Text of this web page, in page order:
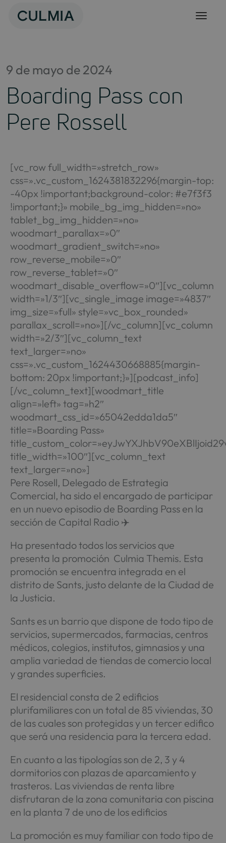
9 de mayo de 2024
Boarding Pass con
Pere Rossell
[vc_row full_width=»stretch_row»
css=».vc_custom_1624381832296{margin-top:
-40px !important;background-color: #e7f3f3
!important;}» mobile_bg_img_hidden=»no»
tablet_bg_img_hidden=»no»
woodmart_parallax=»0″
woodmart_gradient_switch=»no»
row_reverse_mobile=»0″
row_reverse_tablet=»0″
woodmart_disable_overflow=»0″][vc_column
width=»1/3″][vc_single_image image=»4837″
img_size=»full» style=»vc_box_rounded»
parallax_scroll=»no»][/vc_column][vc_column
width=»2/3″][vc_column_text
text_larger=»no»
css=».vc_custom_1624430668885{margin-
bottom: 20px !important;}»][podcast_info]
[/vc_column_text][woodmart_title
align=»left» tag=»h2″
woodmart_css_id=»65042edda1da5″
title=»Boarding Pass»
title_width=»100″][vc_column_text
text_larger=»no»]
Pere Rosell, Delegado de Estrategia
Comercial, ha sido el encargado de participar
en un nuevo episodio de Boarding Pass en la
sección de Capital Radio ✈️
Ha presentado todos los servicios que
presenta la promoción Culmia Themis. Esta
promoción se encuentra integrada en el
distrito de Sants, justo delante de la Ciudad de
la Justicia.
Sants es un barrio que dispone de todo tipo de
servicios, supermercados, farmacias, centros
médicos, colegios, institutos, gimnasios y una
amplia variedad de tiendas de comercio local
y grandes superficies.
El residencial consta de 2 edificios
plurifamiliares con un total de 85 viviendas, 30
de las cuales son protegidas y un tercer edifico
que será una residencia para la tercera edad.
En cuanto a las tipologías son de 2, 3 y 4
dormitorios con plazas de aparcamiento y
trasteros. Las viviendas de renta libre
disfrutaran de la zona comunitaria con piscina
en la planta 7 de uno de los edificios
La promoción es muy familiar con todo tipo de